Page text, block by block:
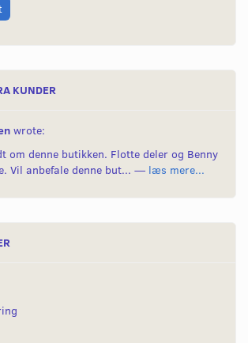
KUNDER
wrote:
om denne butikken. Flotte deler og Benny
Vil anbefale denne but... — læs mere...